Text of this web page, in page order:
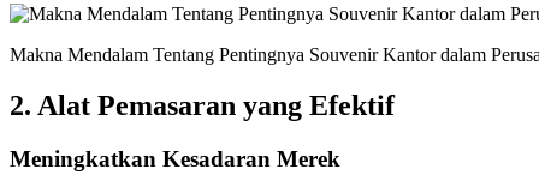
Makna Mendalam Tentang Pentingnya Souvenir Kantor dalam
2. Alat Pemasaran yang Efektif
Meningkatkan Kesadaran Merek